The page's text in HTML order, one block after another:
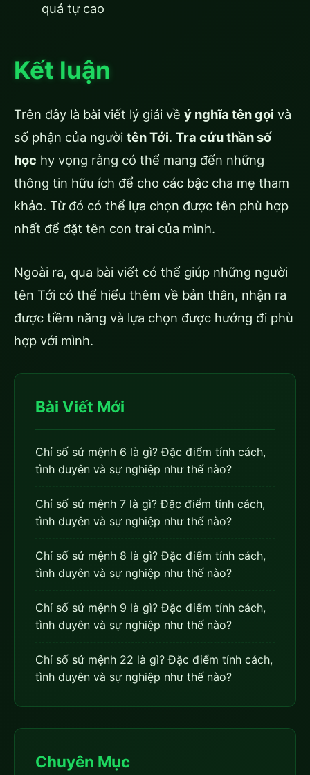
quá tự cao
Kết luận
Trên đây là bài viết lý giải về ý nghĩa tên gọi và
số phận của người tên Tới. Tra cứu thần số
học hy vọng rằng có thể mang đến những
thông tin hữu ích để cho các bậc cha mẹ tham
khảo. Từ đó có thể lựa chọn được tên phù hợp
nhất để đặt tên con trai của mình.
Ngoài ra, qua bài viết có thể giúp những người
tên Tới có thể hiểu thêm về bản thân, nhận ra
được tiềm năng và lựa chọn được hướng đi phù
hợp với mình.
Bài Viết Mới
Chỉ số sứ mệnh 6 là gì? Đặc điểm tính cách,
tình duyên và sự nghiệp như thế nào?
Chỉ số sứ mệnh 7 là gì? Đặc điểm tính cách,
tình duyên và sự nghiệp như thế nào?
Chỉ số sứ mệnh 8 là gì? Đặc điểm tính cách,
tình duyên và sự nghiệp như thế nào?
Chỉ số sứ mệnh 9 là gì? Đặc điểm tính cách,
tình duyên và sự nghiệp như thế nào?
Chỉ số sứ mệnh 22 là gì? Đặc điểm tính cách,
tình duyên và sự nghiệp như thế nào?
Chuyên Mục